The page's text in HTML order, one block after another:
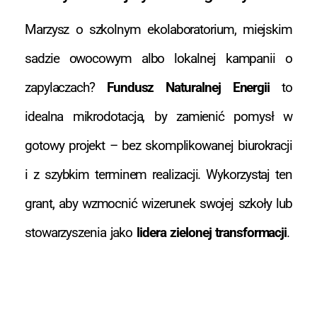
Marzysz o szkolnym ekolaboratorium, miejskim
sadzie owocowym albo lokalnej kampanii o
zapylaczach? Fundusz Naturalnej Energii to
idealna mikrodotacja, by zamienić pomysł w
gotowy projekt – bez skomplikowanej biurokracji
i z szybkim terminem realizacji. Wykorzystaj ten
grant, aby wzmocnić wizerunek swojej szkoły lub
stowarzyszenia jako lidera zielonej transformacji.